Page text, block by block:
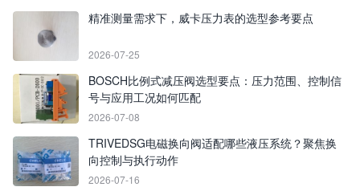
精准测量需求下，威卡压力表的选型参考要点
2026-07-25
BOSCH比例式减压阀选型要点：压力范围、控制信
号与应用工况如何匹配
2026-07-08
TRIVEDSG电磁换向阀适配哪些液压系统？聚焦换
向控制与执行动作
2026-07-16